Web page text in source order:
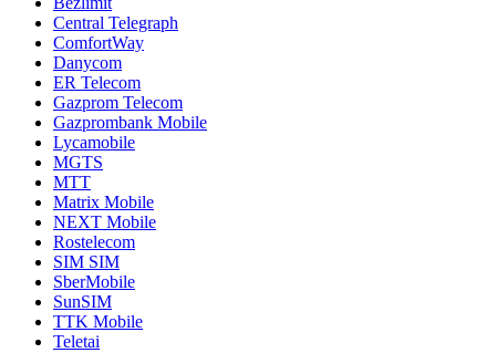
Central Telegraph
ComfortWay
Danycom
ER Telecom
Gazprom Telecom
Gazprombank Mobile
Lycamobile
MGTS
MTT
Matrix Mobile
NEXT Mobile
Rostelecom
SIM SIM
SberMobile
SunSIM
TTK Mobile
Teletai